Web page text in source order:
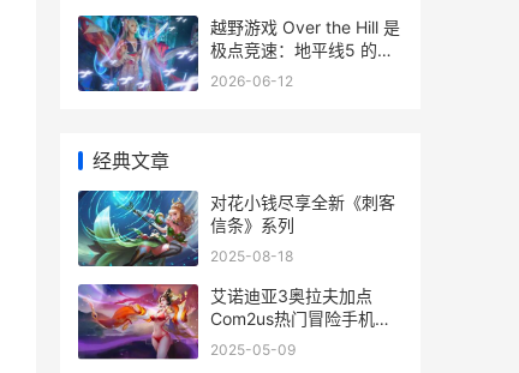
越野游戏 Over the Hill 是
极点竞速：地平线5 的最
佳解药。 越野游戏无限金
2026-06-12
经典文章
对花小钱尽享全新《刺客
信条》系列
2025-08-18
艾诺迪亚3奥拉夫加点
Com2us热门冒险手机游
戏，带你走进最新魔幻世
2025-05-09